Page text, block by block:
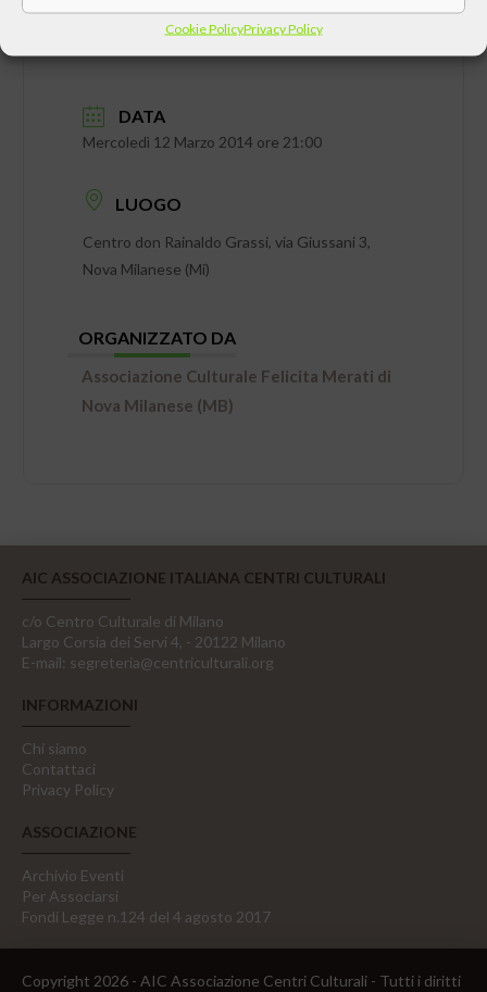
Cookie PolicyPrivacy Policy
DATA
Mercoledì 12 Marzo 2014 ore 21:00
LUOGO
Centro don Rainaldo Grassi, via Giussani 3,
Nova Milanese (Mi)
ORGANIZZATO DA
Associazione Culturale Felicita Merati di
Nova Milanese (MB)
AIC ASSOCIAZIONE ITALIANA CENTRI CULTURALI
c/o Centro Culturale di Milano
Largo Corsia dei Servi 4, - 20122 Milano
E-mail: segreteria@centriculturali.org
INFORMAZIONI
Chi siamo
Contattaci
Privacy Policy
ASSOCIAZIONE
Archivio Eventi
Per Associarsi
Fondi Legge n.124 del 4 agosto 2017
Copyright 2026 - AIC Associazione Centri Culturali - Tutti i diritti